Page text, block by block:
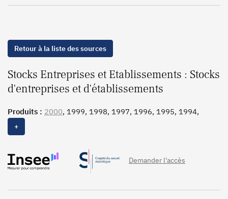
Retour à la liste des sources
Stocks Entreprises et Etablissements : Stocks
d'entreprises et d'établissements
Produits : 2000, 1999, 1998, 1997, 1996, 1995, 1994,
1993, 1992, 1991, 1990, 1989, 1988, 1987
+
Demander l'accès